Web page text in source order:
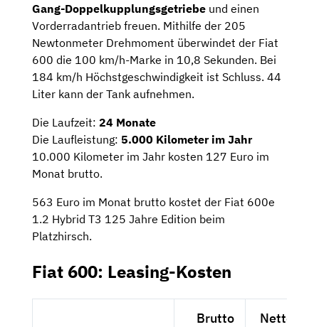
Gang-Doppelkupplungsgetriebe und einen
Vorderradantrieb freuen. Mithilfe der 205
Newtonmeter Drehmoment überwindet der Fiat
600 die 100 km/h-Marke in 10,8 Sekunden. Bei
184 km/h Höchstgeschwindigkeit ist Schluss. 44
Liter kann der Tank aufnehmen.
Die Laufzeit: 24 Monate
Die Laufleistung: 5.000 Kilometer im Jahr
10.000 Kilometer im Jahr kosten 127 Euro im
Monat brutto.
563 Euro im Monat brutto kostet der Fiat 600e
1.2 Hybrid T3 125 Jahre Edition beim
Platzhirsch.
Fiat 600: Leasing-Kosten
Brutto
Netto